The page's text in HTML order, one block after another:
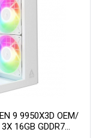
9 9950X3D OEM/
16GB GDDR7